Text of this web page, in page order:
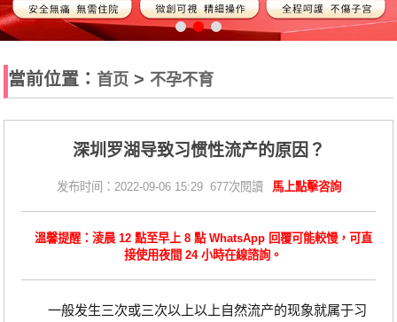
當前位置： 首页 > 不孕不育
深圳罗湖导致习惯性流产的原因？
发布时间：2022-09-06 15:29 677次閱讀 馬上點擊咨詢
溫馨提醒：淩晨 12 點至早上 8 點 WhatsApp 回覆可能較慢，可直
接使用夜間 24 小時在線諮詢。
一般发生三次或三次以上以上自然流产的现象就属于习